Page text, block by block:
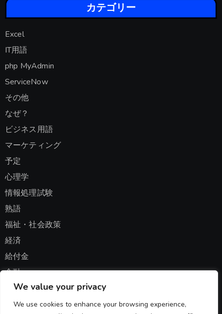
We value your privacy
We use cookies to enhance your browsing experience,
カテゴリー
Excel
IT用語
php MyAdmin
ServiceNow
その他
なぜ？
ビジネス用語
マーケティング
予定
心理学
情報処理試験
熟語
福祉・社会政策
経済
給付金
金融
集計